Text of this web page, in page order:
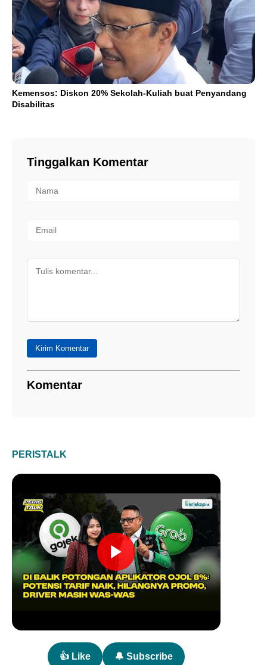
Kemensos: Diskon 20% Sekolah-Kuliah buat Penyandang
Disabilitas
Tinggalkan Komentar
Kirim Komentar
Komentar
PERISTALK
👍 Like 🔔 Subscribe